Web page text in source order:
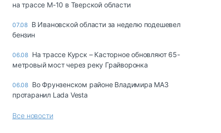
на трассе М-10 в Тверской области
07.08 В Ивановской области за неделю подешевел
бензин
06.08 На трассе Курск – Касторное обновляют 65-
метровый мост через реку Грайворонка
06.08 Во Фрунзенском районе Владимира МАЗ
протаранил Lada Vesta
Все новости